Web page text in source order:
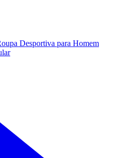
Desportiva para Homem